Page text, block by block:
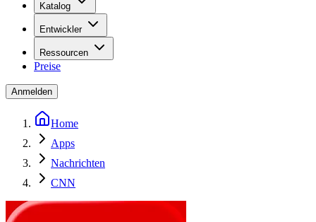
Katalog
Entwickler
Ressourcen
Preise
Anmelden
Home
Apps
Nachrichten
CNN